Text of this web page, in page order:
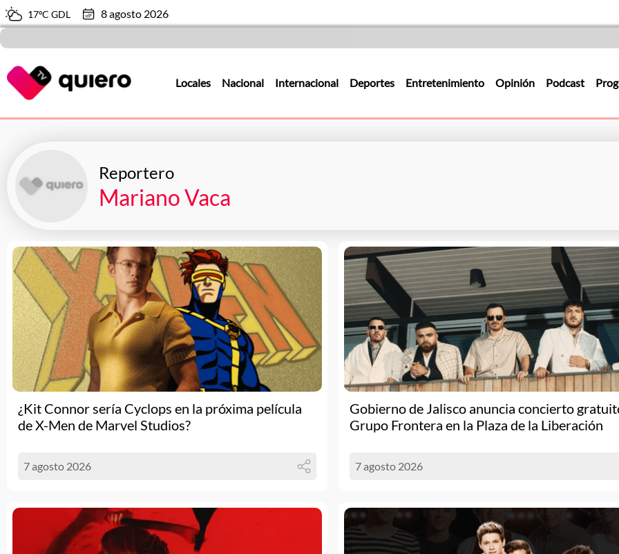
17ºC GDL 8 agosto 2026
Locales Nacional Internacional Deportes Entretenimiento Opinión Podcast
Reportero
Mariano Vaca
¿Kit Connor sería Cyclops en la próxima película
de X-Men de Marvel Studios?
7 agosto 2026
Gobierno de Jalisco anuncia concierto
Grupo Frontera en la Plaza de la Liberación
7 agosto 2026